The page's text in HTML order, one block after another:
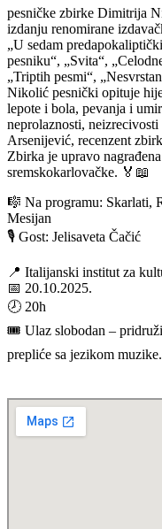
pesničke zbirke Dimitrija
izdanju renomirane
„U sedam
pesniku“, „Svita“,
„Triptih pesmi“,
Nikolić pesnički opituje
lepote i bola, pevanja i
neprolaznosti,
Arsenijević, recenzent
Zbirka je upravo
sremskokarlovačke. 🏅📖
🎼 Na programu: Skarlati,
Mesijan
🎙 Gost: Jelisaveta Čačić
📍 Italijanski institut za
📅 20.10.2025.
🕗 20h
🎟 Ulaz slobodan –
prepliće sa jezikom